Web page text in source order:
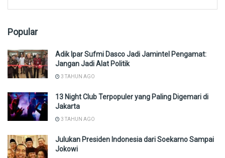
Popular
Adik Ipar Sufmi Dasco Jadi Jamintel Pengamat:
Jangan Jadi Alat Politik
3 TAHUN AGO
13 Night Club Terpopuler yang Paling Digemari di
Jakarta
3 TAHUN AGO
Julukan Presiden Indonesia dari Soekarno Sampai
Jokowi